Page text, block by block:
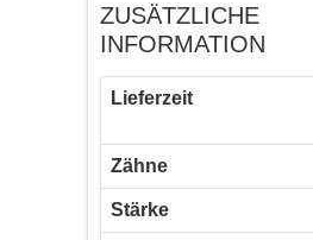
ZUSÄTZLICHE
INFORMATION
Lieferzeit
Zähne
Stärke